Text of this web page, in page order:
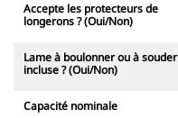
Accepte les protecteurs de
longerons ? (Oui/Non)
Lame à boulonner ou à souder
incluse ? (Oui/Non)
Capacité nominale